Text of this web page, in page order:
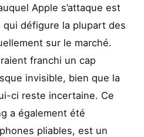
Apple s’attaque est
qui défigure la plupart des
sur le marché.
franchi un cap
invisible, bien que la
ci reste incertaine. Ce
a également été
pliables, est un